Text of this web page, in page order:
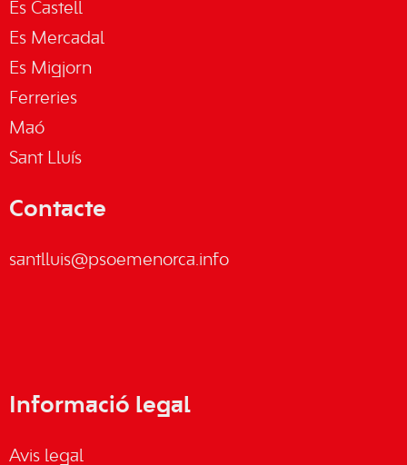
Es Castell
Es Mercadal
Es Migjorn
Ferreries
Maó
Sant Lluís
Contacte
santlluis@psoemenorca.info
Informació legal
Avis legal